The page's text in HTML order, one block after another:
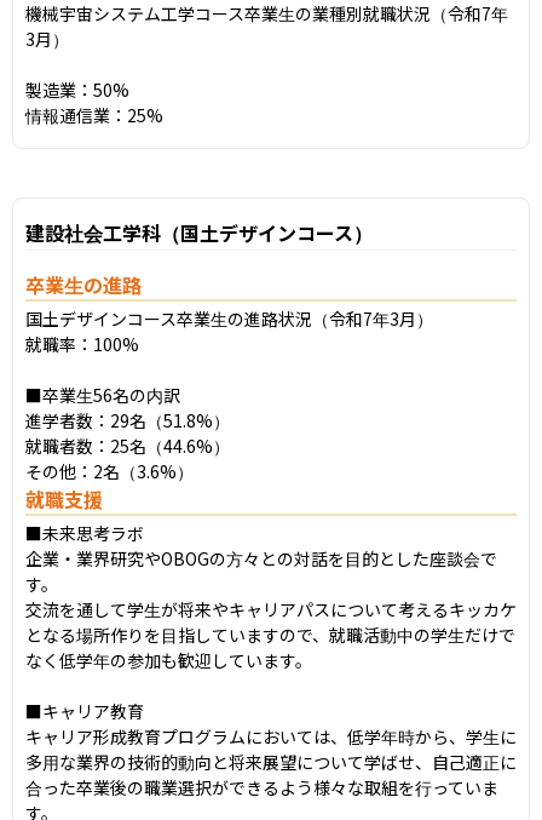
機械宇宙システム工学コース卒業生の業種別就職状況（令和7年
3月）
製造業：50%
情報通信業：25%
建設社会工学科（国土デザインコース）
卒業生の進路
国土デザインコース卒業生の進路状況（令和7年3月）
就職率：100%
■卒業生56名の内訳
進学者数：29名（51.8%）
就職者数：25名（44.6%）
その他：2名（3.6%）
就職支援
■未来思考ラボ
企業・業界研究やOBOGの方々との対話を目的とした座談会で
す。
交流を通して学生が将来やキャリアパスについて考えるキッカケ
となる場所作りを目指していますので、就職活動中の学生だけで
なく低学年の参加も歓迎しています。
■キャリア教育
キャリア形成教育プログラムにおいては、低学年時から、学生に
多用な業界の技術的動向と将来展望について学ばせ、自己適正に
合った卒業後の職業選択ができるよう様々な取組を行っていま
す。